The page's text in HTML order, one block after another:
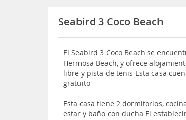
Seabird 3 Coco Beach
El Seabird 3 Coco Beach se
Hermosa Beach, y ofrece
libre y pista de tenis Esta casa
gratuito
Esta casa tiene 2 dormitorios,
estar y baño con ducha El